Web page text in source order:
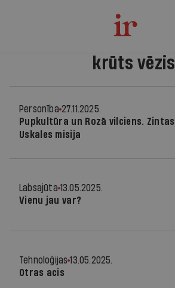
krūts vēzis
Personība 27.11.2025.
Pupkultūra un Rozā vilciens. Zintas
Uskales misija
Labsajūta 13.05.2025.
Vienu jau var?
Tehnoloģijas 13.05.2025.
Otras acis